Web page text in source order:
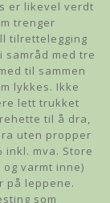
er likevel verdt
trenger
tilrettelegging
samråd med tre
til sammen
lykkes. Ikke
lett trukket
til å dra,
uten propper
inkl. mva. Store
varmt inne)
på leppene.
som